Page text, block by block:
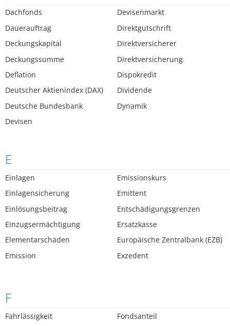
Dachfonds
Dauerauftrag
Deckungskapital
Deckungssumme
Deflation
Deutscher Aktienindex (DAX)
Deutsche Bundesbank
Devisen
Devisenmarkt
Direktgutschrift
Direktversicherer
Direktversicherung
Dispokredit
Dividende
Dynamik
E
Einlagen
Einlagensicherung
Einlösungsbeitrag
Einzugsermächtigung
Elementarschäden
Emission
Emissionskurs
Emittent
Entschädigungsgrenzen
Ersatzkasse
Europäische Zentralbank (EZB)
Exzedent
F
Fahrlässigkeit
Fondsanteil